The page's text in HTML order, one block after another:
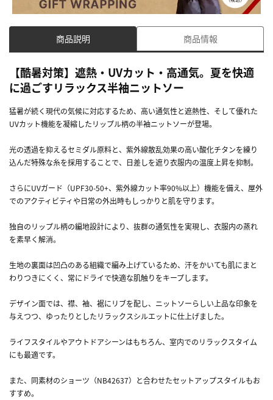
商品説明 商品情報
【酷暑対策】遮熱・UVカット・高通気。夏を快適
に過ごすリラックス半袖ニットソー
猛暑が続く現代の気候に対応するため、高い通気性と遮熱性、そして優れた
UVカット機能を凝縮したリップル柄の半袖ニットソーが登場。
光の透過を抑えるセミダル原料と、紫外線散乱効果の高い酸化チタンを練り
込んだ特殊な糸を採用することで、日差しを遮り衣服内の温度上昇を抑制。
さらにUVガード（UPF30-50+、紫外線カット率90%以上）機能を備え、屋外
でのアクティビティや日常の外出時もしっかりと肌を守ります。
独自のリップル柄の編地設計により、抜群の通気性を実現し、衣服内の蒸れ
を素早く解消。
生地の裏面は凹凸のある組織で編み上げているため、汗をかいても肌にまと
わりつきにくく、常にドライで快適な肌触りをキープします。
デザイン面では、襟、袖、裾にリブを配し、ニットソーらしい上品な印象を
与えつつ、ゆったりとしたリラックスシルエットに仕上げました。
ライフスタイルやアウトドアシーンはもちろん、室内でのリラックスタイム
にも最適です。
また、同素材のショーツ（NB42637）と合わせたセットアップスタイルもお
すすめ。